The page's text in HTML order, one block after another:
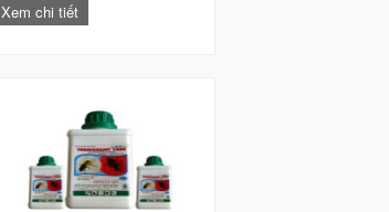
Xem chi tiết